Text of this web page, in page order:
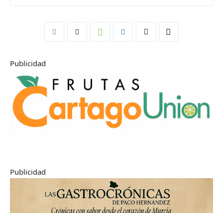
Publicidad
Publicidad